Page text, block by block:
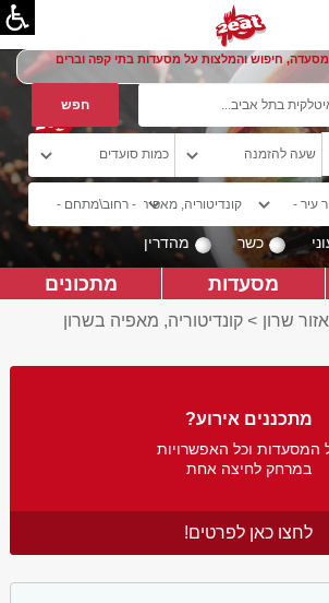
חיפוש והמלצות על מסעדות בתי קפה וברים
כשר מהדרין
מסעדות מתכונים
שרון > קונדיטוריה, מאפיה בשרון
מתכננים אירוע?
המסעדות וכל האפשרויות
במרחק לחיצה אחת
לחצו כאן לפרטים!